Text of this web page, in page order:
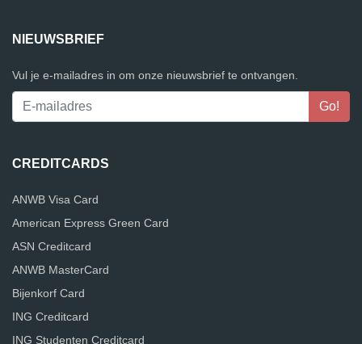
NIEUWSBRIEF
Vul je e-mailadres in om onze nieuwsbrief te ontvangen.
CREDITCARDS
ANWB Visa Card
American Express Green Card
ASN Creditcard
ANWB MasterCard
Bijenkorf Card
ING Creditcard
ING Studenten Creditcard